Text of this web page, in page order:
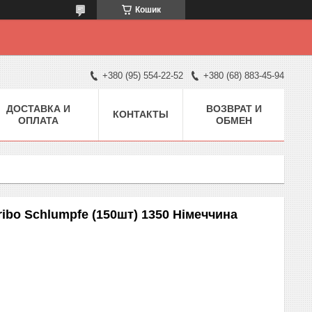
Кошик
+380 (95) 554-22-52 +380 (68) 883-45-94
ДОСТАВКА И
ОПЛАТА
КОНТАКТЫ
ВОЗВРАТ И
ОБМЕН
Schlumpfe (150шт) 1350 Німеччина